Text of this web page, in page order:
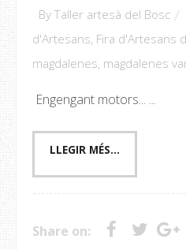
By Taller artesà del Bosc
d'Artesans, Fira d'Artesans
magdalenes, magdalenes
Engengant motors... ...
Share on: